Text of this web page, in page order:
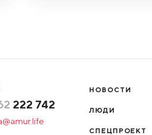
222 742
НОВОСТИ
ЛЮДИ
СПЕЦПРОЕКТ